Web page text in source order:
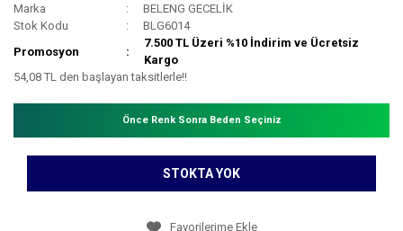
Marka
BELENG GECELİK
Stok Kodu
BLG6014
Promosyon
7.500 TL Üzeri %10 İndirim ve Ücretsiz
Kargo
54,08 TL den başlayan taksitlerle!!
Önce Renk Sonra Beden Seçiniz
STOKTA YOK